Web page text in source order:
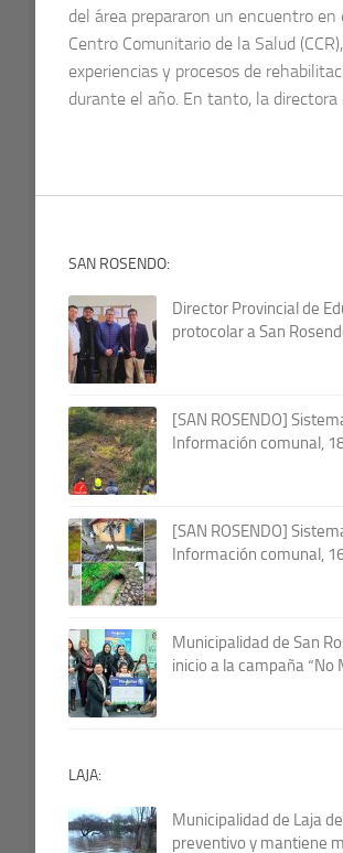
del área prepararon un encuentro en
Centro Comunitario de la Salud
experiencias y procesos de
durante el año. En tanto, la directora
SAN ROSENDO:
Director Provincial de
protocolar a San
[SAN ROSENDO]
Información comunal,
[SAN ROSENDO]
Información comunal,
Municipalidad de San
inicio a la campaña “No
LAJA:
Municipalidad de Laja
preventivo y mantiene